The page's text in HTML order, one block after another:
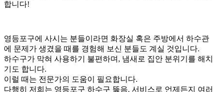
합니다!
영등포구에 사시는 분들이라면 화장실 혹은 주방에서 하수관
에 문제가 생겼을 때를 경험해 보신 분들도 계실 것입니다.
하수구가 막혀 사용하기 불편하며, 냄새로 집안 분위기를 해치
기도 합니다.
이럴 때는 전문가의 도움이 필요합니다.
다행히 저희는 영등포구 하수구 뚫음. 서비스로 언제든지 여러